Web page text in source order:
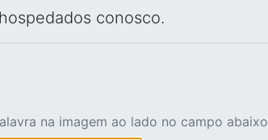
conosco.
na imagem ao lado no campo abaixo